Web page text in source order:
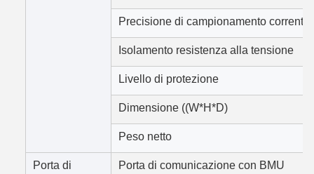
Precisione di campionamento corrente
Isolamento resistenza alla tensione
Livello di protezione
Dimensione ((W*H*D)
Peso netto
Porta di
Porta di comunicazione con BMU